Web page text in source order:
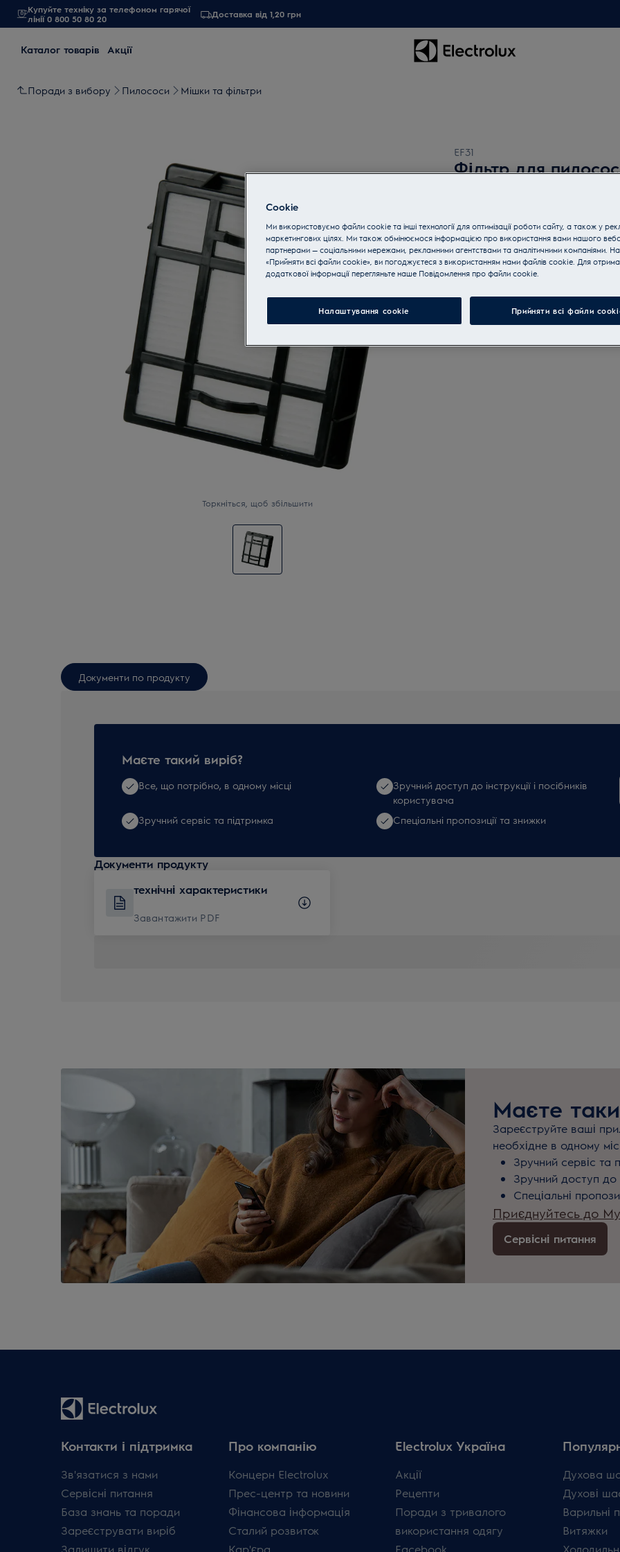
Купуйте техніку за телефоном гарячої
лінії 0 800 50 80 20
Доставка від 1,20 грн
Каталог товарів Акції
Поради з вибору Пилососи Мішки та фільтри
Торкніться, щоб збільшити
EF31
Фільтр для
Купуйте техніку за
Документи по продукту
Маєте такий виріб?
Все, що потрібно, в одному місці
Зручний доступ до інструкції і посібників
користувача
Зручний сервіс та підтримка
Спеціальні пропозиції та знижки
Документи продукту
технічні характеристики
Завантажити PDF
Маєте
Зареєструйте ваші
необхідне в одному
Зручний сервіс та
Зручний доступ до
Спеціальні
Приєднуйтесь до
Сервісні питання
Контакти і підтримка
Зв'язатися з нами
Сервісні питання
База знань та поради
Зареєструвати виріб
Залишити відгук
Про компанію
Концерн Electrolux
Прес-центр та новини
Фінансова інформація
Сталий розвиток
Кар'єра
Electrolux Україна
Акції
Рецепти
Поради з тривалого
використання одягу
Facebook
Духова
Духові
Варильні
Витяжки
Cookie
Ми використовуємо файли cookie та інші технології для оптимізації роботи сайту, а також у
маркетингових цілях. Ми також обмінюємося інформацією про використання вами нашого
партнерами — соціальними мережами, рекламними агентствами та аналітичними компаніями.
«Прийняти всі файли cookie», ви погоджуєтеся з використанням нами файлів cookie. Для
додаткової інформації перегляньте наше Пoвідомлення прo файли cookie.
Налаштування cookie Прийняти всі файли